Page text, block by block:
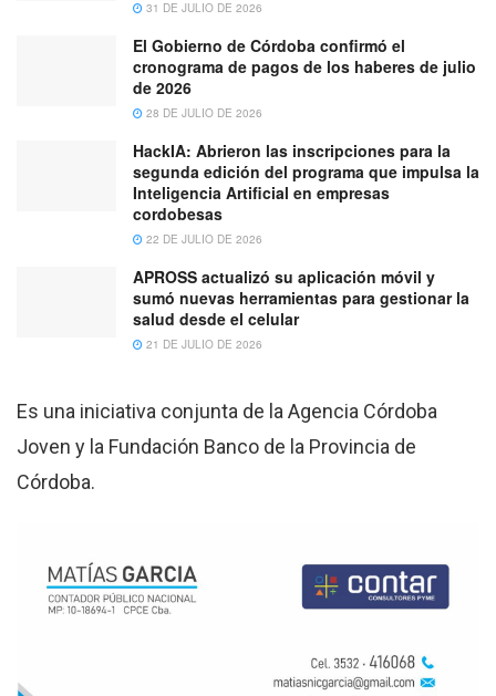
31 DE JULIO DE 2026
El Gobierno de Córdoba confirmó el
cronograma de pagos de los haberes de julio
de 2026
28 DE JULIO DE 2026
HackIA: Abrieron las inscripciones para la
segunda edición del programa que impulsa la
Inteligencia Artificial en empresas
cordobesas
22 DE JULIO DE 2026
APROSS actualizó su aplicación móvil y
sumó nuevas herramientas para gestionar la
salud desde el celular
21 DE JULIO DE 2026
Es una iniciativa conjunta de la Agencia Córdoba
Joven y la Fundación Banco de la Provincia de
Córdoba.